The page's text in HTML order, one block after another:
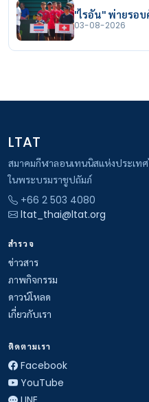
"ไรอัน" พ่ายรอ
03-08-2026
LTAT
สมาคมกีฬาลอนเทนนิสแห่งประเท
ในพระบรมราชูปถัมภ์
+66 2 503 4080
ltat_thai@ltat.org
สำรวจ
ข่าวสาร
ภาพกิจกรรม
ดาวน์โหลด
เกี่ยวกับเรา
ติดตามเรา
Facebook
YouTube